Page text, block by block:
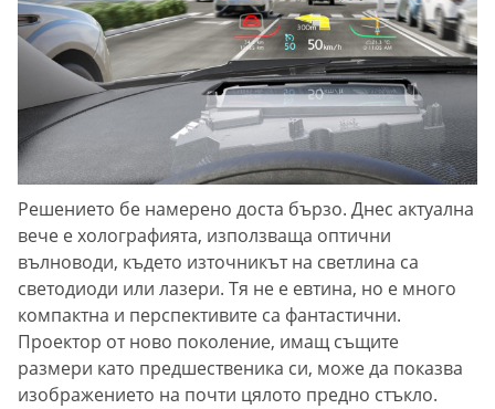
Решението бе намерено доста бързо. Днес актуална
вече е холографията, използваща оптични
вълноводи, където източникът на светлина са
светодиоди или лазери. Тя не е евтина, но е много
компактна и перспективите са фантастични.
Проектор от ново поколение, имащ същите
размери като предшественика си, може да показва
изображението на почти цялото предно стъкло.